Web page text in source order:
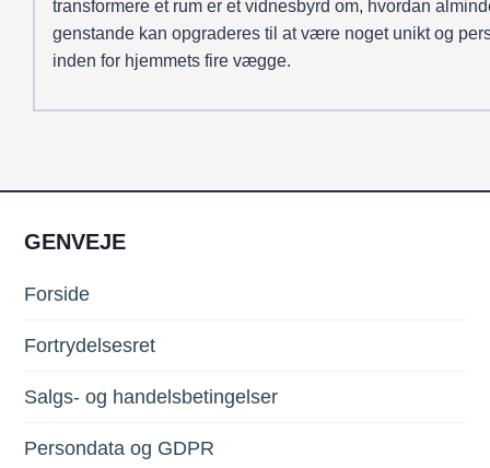
transformere et rum er et vidnesbyrd om, hvordan
genstande kan opgraderes til at være noget unikt og
inden for hjemmets fire vægge.
GENVEJE
Forside
Fortrydelsesret
Salgs- og handelsbetingelser
Persondata og GDPR